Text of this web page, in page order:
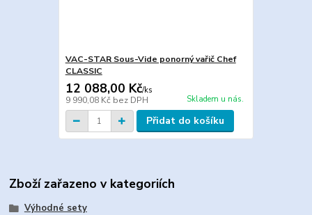
VAC-STAR Sous-Vide ponorný vařič Chef
CLASSIC
12 088,00 Kč/ks
9 990,08 Kč bez DPH Skladem u nás.
Přidat do košíku
Zboží zařazeno v kategoriích
Výhodné sety